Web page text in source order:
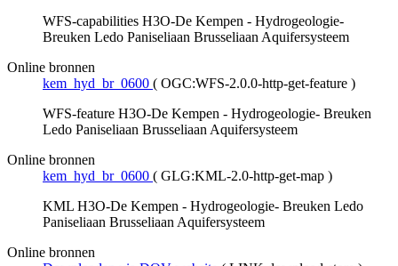
WFS-capabilities H3O-De Kempen - Hydrogeologie-
Breuken Ledo Paniseliaan Brusseliaan Aquifersysteem
Online bronnen
kem_hyd_br_0600 ( OGC:WFS-2.0.0-http-get-feature )
WFS-feature H3O-De Kempen - Hydrogeologie- Breuken
Ledo Paniseliaan Brusseliaan Aquifersysteem
Online bronnen
kem_hyd_br_0600 ( GLG:KML-2.0-http-get-map )
KML H3O-De Kempen - Hydrogeologie- Breuken Ledo
Paniseliaan Brusseliaan Aquifersysteem
Online bronnen